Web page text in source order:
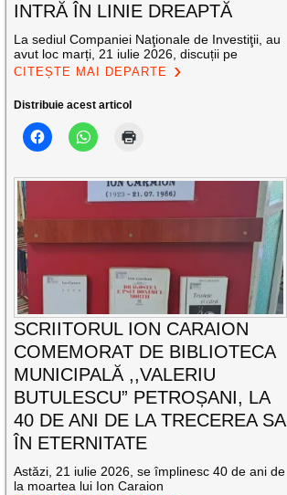
INTRĂ ÎN LINIE DREAPTĂ
La sediul Companiei Naţionale de Investiţii, au
avut loc marți, 21 iulie 2026, discuții pe
CITEȘTE MAI DEPARTE
Distribuie acest articol
SCRIITORUL ION CARAION
COMEMORAT DE BIBLIOTECA
MUNICIPALĂ ,,VALERIU
BUTULESCU” PETROȘANI, LA
40 DE ANI DE LA TRECEREA SA
ÎN ETERNITATE
Astăzi, 21 iulie 2026, se împlinesc 40 de ani de
la moartea lui Ion Caraion